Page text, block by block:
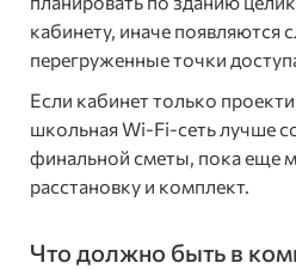
кабинету, иначе появляются
перегруженные точки
Если кабинет только
школьная Wi-Fi-сеть лучше
финальной сметы, пока еще
расстановку и комплект.
Что должно быть в